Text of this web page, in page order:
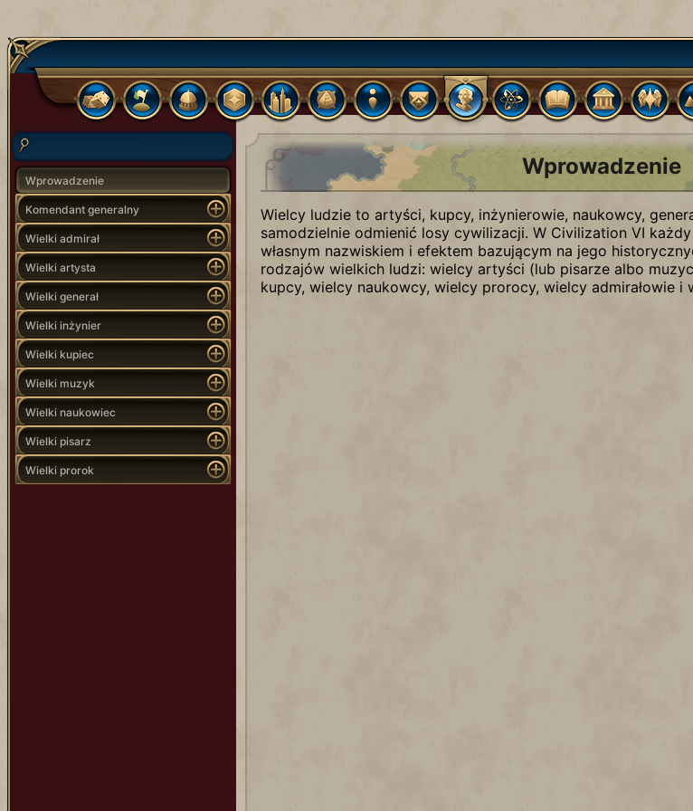
Wprowadzenie
Komendant generalny
Wielki admirał
Wielki artysta
Wielki generał
Wielki inżynier
Wielki kupiec
Wielki muzyk
Wielki naukowiec
Wielki pisarz
Wielki prorok
Wprowadzenie
Wielcy ludzie to artyści, kupcy, inżynierowie, naukowcy,
samodzielnie odmienić losy cywilizacji. W Civilization VI
własnym nazwiskiem i efektem bazującym na jego
rodzajów wielkich ludzi: wielcy artyści (lub pisarze albo
kupcy, wielcy naukowcy, wielcy prorocy, wielcy admirałowie i